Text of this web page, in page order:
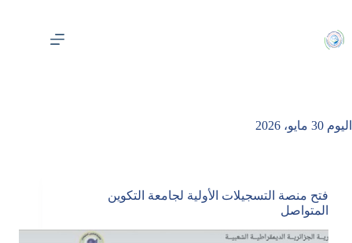
المحتوى
اليوم
فتح منصة التسجيلات الأولية لجامعة التكوين
المتواصل